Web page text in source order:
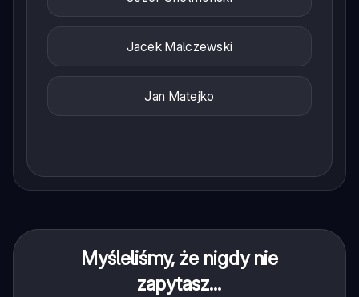
Jacek Malczewski
Jan Matejko
Myśleliśmy, że nigdy nie
zapytasz...